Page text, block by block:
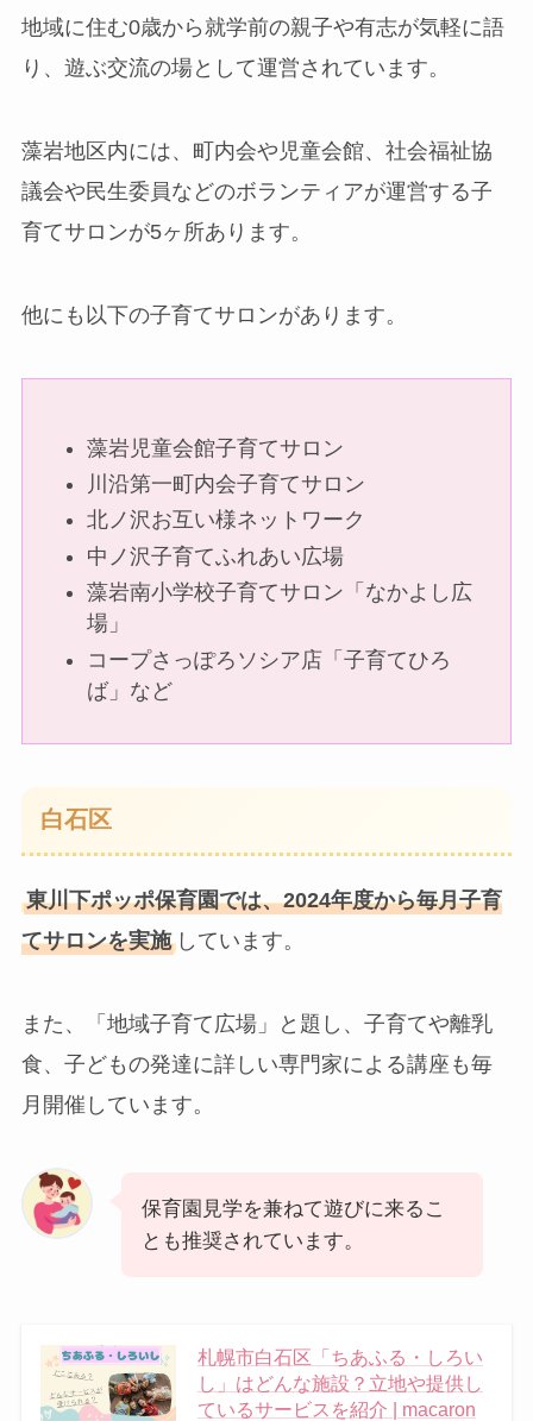
地域に住む0歳から就学前の親子や有志が気軽に語
り、遊ぶ交流の場として運営されています。
藻岩地区内には、町内会や児童会館、社会福祉協
議会や民生委員などのボランティアが運営する子
育てサロンが5ヶ所あります。
他にも以下の子育てサロンがあります。
藻岩児童会館子育てサロン
川沿第一町内会子育てサロン
北ノ沢お互い様ネットワーク
中ノ沢子育てふれあい広場
藻岩南小学校子育てサロン「なかよし広
場」
コープさっぽろソシア店「子育てひろ
ば」など
白石区
東川下ポッポ保育園では、2024年度から毎月子育
てサロンを実施 しています。
また、「地域子育て広場」と題し、子育てや離乳
食、子どもの発達に詳しい専門家による講座も毎
月開催しています。
保育園見学を兼ねて遊びに来るこ
とも推奨されています。
札幌市白石区「ちあふる・しろい
し」はどんな施設？立地や提供し
ているサービスを紹介 | macaron